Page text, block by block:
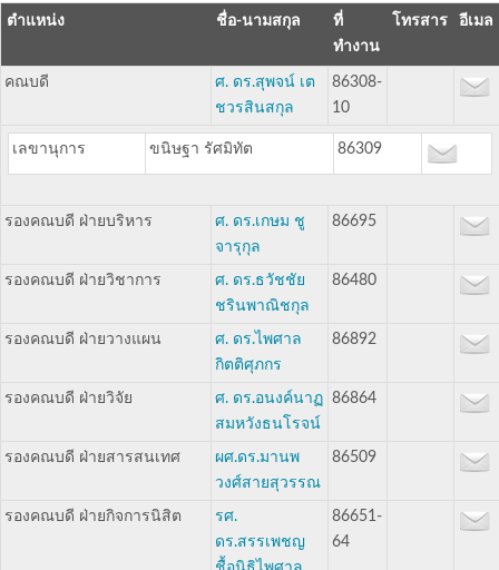
ตำแหน่ง ชื่อ-นามสกุล
ที่
ทำงาน
โทรสาร อีเมล
คณบดี
ศ. ดร.สุพจน์ เต
ชวรสินสกุล
86308-
10
เลขานุการ ขนิษฐา รัศมิทัต 86309
รองคณบดี ฝ่ายบริหาร
ศ. ดร.เกษม ชู
จารุกุล
86695
รองคณบดี ฝ่ายวิชาการ
ศ. ดร.ธวัชชัย
ชรินพาณิชกุล
86480
รองคณบดี ฝ่ายวางแผน
ศ. ดร.ไพศาล
กิตติศุภกร
86892
รองคณบดี ฝ่ายวิจัย
ศ. ดร.อนงค์นาฏ
สมหวังธนโรจน์
86864
รองคณบดี ฝ่ายสารสนเทศ
ผศ.ดร.มานพ
วงศ์สายสุวรรณ
86509
รองคณบดี ฝ่ายกิจการนิสิต
รศ.
ดร.สรรเพชญ
86651-
64